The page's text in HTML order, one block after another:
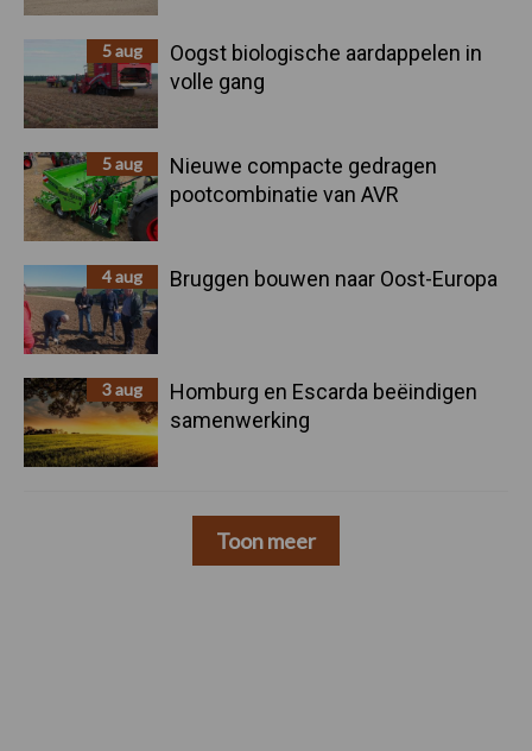
5 aug
Oogst biologische aardappelen in
volle gang
5 aug
Nieuwe compacte gedragen
pootcombinatie van AVR
4 aug Bruggen bouwen naar Oost-Europa
3 aug
Homburg en Escarda beëindigen
samenwerking
Toon meer